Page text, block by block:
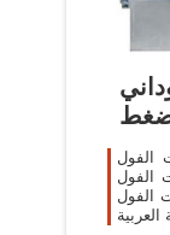
ضغط
الفول
الفول
الفول